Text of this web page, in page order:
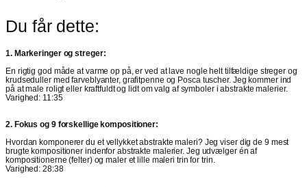
Du får dette:
1. Markeringer og streger:
En rigtig god måde at varme op på, er ved at lave nogle helt tilfældige streger og
krudseduller med farveblyanter, grafitpenne og Posca tuscher. Jeg kommer ind
på at male roligt eller kraftfuldt og lidt om valg af symboler i abstrakte malerier.
Varighed: 11:35
2. Fokus og 9 forskellige kompositioner:
Hvordan komponerer du et vellykket abstrakte maleri? Jeg viser dig de 9 mest
brugte kompositioner indenfor abstrakte malerier. Jeg udvælger én af
kompositionerne (felter) og maler et lille maleri trin for trin.
Varighed: 28:38